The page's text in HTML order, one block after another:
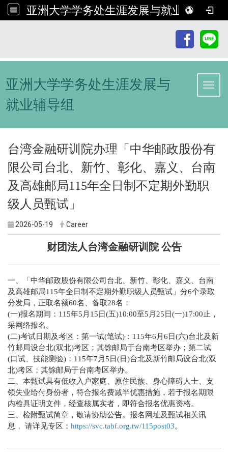
亚洲大学学务处生涯发展与就业辅导组
亚洲大学学务处生涯发展与
就业辅导组
台湾金融研训院办理「中华邮政股份有
限公司台北、新竹、彰化、嘉义、台南
及高雄邮局115年全日制不定期外勤职
级人员甄试」
2026-05-19 Career
财团法人台湾金融研训院 公告
一、「中华邮政股份有限公司台北、新竹、彰化、嘉义、台南
及高雄邮局115年全日制不定期外勤职级人员甄试」分6个录取
分发局，正取名额60名、备取28名：
(一)报名期间：115年5月15日(五)10:00至5月25日(一)17:00止，
采网络报名。
(二)考试日期及考区：第一试(笔试)：115年6月6日(六)台北及新
竹邮局设台北(双北)考区；其馀邮局于台南考区举办；第二试
(口试、技能测验)：115年7月5日(日)台北及新竹邮局设台北(双
北)考区；其馀邮局于台南考区举办。
二、本甄试具有低收入户家庭、原住民族、身心障碍人士、支
领失业给付身份者，符合报名费减半优惠措施，若于报名期限
内检具证明文件，经查核属实者，即符合报名优惠资格。
三、检附甄试简章，敬请协助公告。报名网址及甄试相关讯
息， 请详见专区： https://svc.tabf.org.tw/115post03。